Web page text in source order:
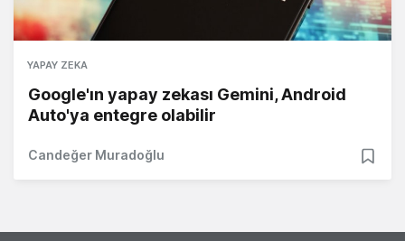
YAPAY ZEKA
Google'ın yapay zekası Gemini, Android
Auto'ya entegre olabilir
Candeğer Muradoğlu